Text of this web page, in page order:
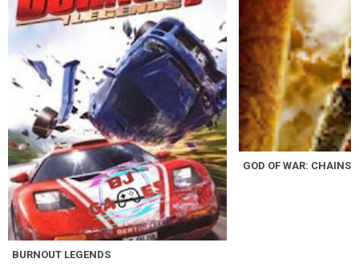
BURNOUT LEGENDS
GOD OF WAR: CHAINS